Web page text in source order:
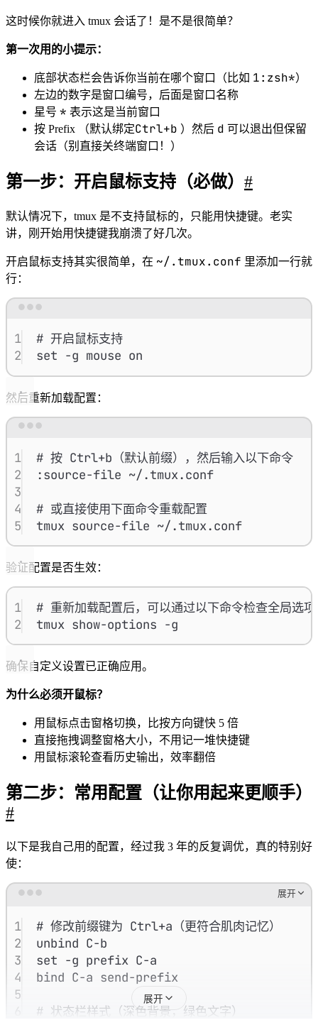
这时候你就进入 tmux 会话了！是不是很简单？
第一次用的小提示：
底部状态栏会告诉你当前在哪个窗口（比如 1:zsh*）
左边的数字是窗口编号，后面是窗口名称
星号 * 表示这是当前窗口
按 Prefix （默认绑定Ctrl+b ）然后 d 可以退出但保留
会话（别直接关终端窗口！）
第一步：开启鼠标支持（必做） #
默认情况下，tmux 是不支持鼠标的，只能用快捷键。老实
讲，刚开始用快捷键我崩溃了好几次。
开启鼠标支持其实很简单，在 ~/.tmux.conf 里添加一行就
行：
1
# 开启鼠标支持
2
set -g mouse on
然后重新加载配置：
1
# 按 Ctrl+b（默认前缀），然后输入以下命令
2
:source-file ~/.tmux.conf
3
4
# 或直接使用下面命令重载配置
5
tmux source-file ~/.tmux.conf
验证配置是否生效：
1
# 重新加载配置后，可以通过以下命令检查全局选项
2
tmux show-options -g
确保自定义设置已正确应用。
为什么必须开鼠标？
用鼠标点击窗格切换，比按方向键快 5 倍
直接拖拽调整窗格大小，不用记一堆快捷键
用鼠标滚轮查看历史输出，效率翻倍
第二步：常用配置（让你用起来更顺手）
#
以下是我自己用的配置，经过我 3 年的反复调优，真的特别好
使：
Terminal window 展开
1
# 修改前缀键为 Ctrl+a（更符合肌肉记忆）
2
unbind C-b
3
set -g prefix C-a
4
bind C-a send-prefix
5
# 状态栏样式（深色背景，绿色文字）
展开